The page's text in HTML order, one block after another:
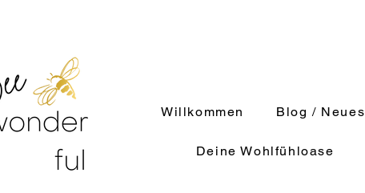
Willkommen Blog / Neues
Deine Wohlfühloase